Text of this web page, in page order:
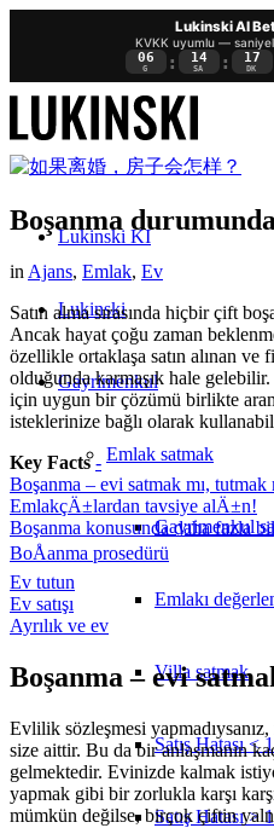
Lukinski AI
KVKK uyumlu —
06
G : 14
SA : 17
DK
Lukinski KI
Lukinski
Gayrimenkul
Emlak satmak
Gayrimenkul
Emlakı
Villa satmak
Satış Hatası <
Satış Hatası >
Boşanma
in Ajans, Emlak, Ev
Satın alma sırasında hiçbir çift
Ancak hayat çoğu zaman
özellikle ortaklaşa satın alınan
olduğunda karmaşık hale
için uygun bir çözümü birlikte
isteklerinize bağlı olarak
Key Facts -
Boşanma – evi satmak mı, tutmak
EmlakçÄ±lardan tavsiye alÄ±n!
Boşanma konusunda daha fazla
BoÅanma prosedürü
Ev tutun
Ev satışı
Ayrılık ve ev
Boşanma – evi
Evlilik sözleşmesi
size aittir. Bu da bir anlaşmanın
gelmektedir. Evinizde kalmak
yapmak gibi bir zorlukla karşı
mümkün değilse, birçok çiftin